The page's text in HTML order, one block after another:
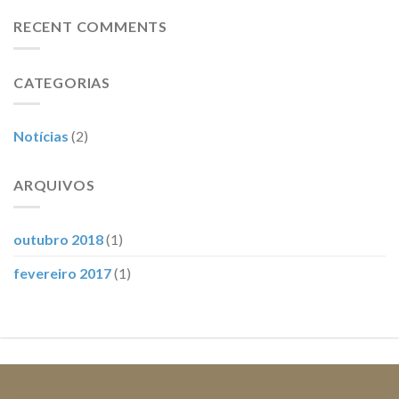
RECENT COMMENTS
CATEGORIAS
Notícias (2)
ARQUIVOS
outubro 2018(1)
fevereiro 2017(1)